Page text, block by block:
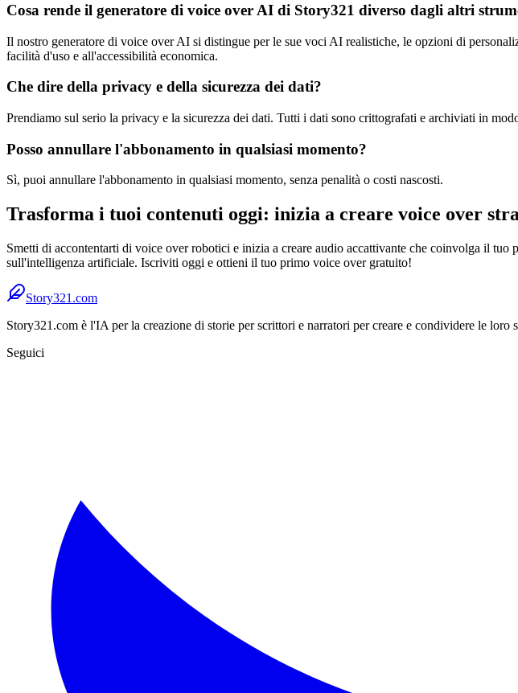
Cosa rende il generatore di voice over AI di Story321 diverso dagli altri
Il nostro generatore di voice over AI si distingue per le sue voci AI realistiche, le opzioni di
facilità d'uso e all'accessibilità economica.
Che dire della privacy e della sicurezza dei dati?
Prendiamo sul serio la privacy e la sicurezza dei dati. Tutti i dati sono crittografati e archiviati in
Posso annullare l'abbonamento in qualsiasi momento?
Sì, puoi annullare l'abbonamento in qualsiasi momento, senza penalità o costi nascosti.
Trasforma i tuoi contenuti oggi: inizia a creare voice over
Smetti di accontentarti di voice over robotici e inizia a creare audio accattivante che coinvolga il
sull'intelligenza artificiale. Iscriviti oggi e ottieni il tuo primo voice over gratuito!
Story321.com
Story321.com è l'IA per la creazione di storie per scrittori e narratori per creare e condividere le
Seguici